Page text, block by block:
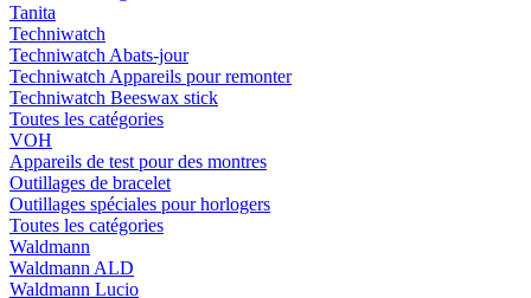
Tanita
Techniwatch
Techniwatch Abats-jour
Techniwatch Appareils pour remonter
Techniwatch Beeswax stick
Toutes les catégories
VOH
Appareils de test pour des montres
Outillages de bracelet
Outillages spéciales pour horlogers
Toutes les catégories
Waldmann
Waldmann ALD
Waldmann Lucio